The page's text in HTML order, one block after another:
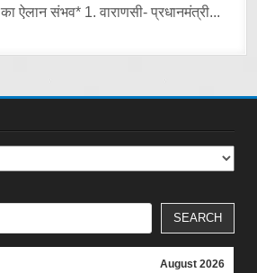
का ऐलान संभव* 1. वाराणसी- प्रधानमंत्री...
SEARCH
August 2026